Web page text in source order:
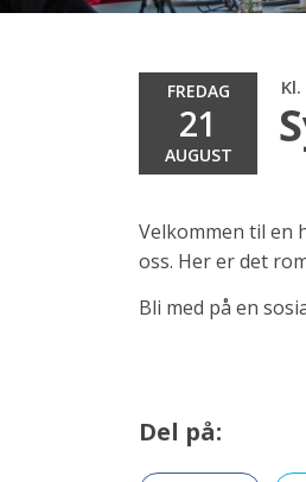
FREDAG
21
AUGUST
Velkommen til en
oss. Her er det
Bli med på en
Del på: